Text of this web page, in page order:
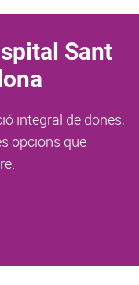
Sant
integral de dones,
opcions que